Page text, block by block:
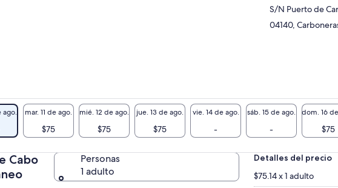
S/N Puerto de
04140,
ago. mar. 11 de ago.
$75
mié. 12 de ago.
$75
jue. 13 de ago.
$75
vie. 14 de ago.
-
sáb. 15 de ago.
-
dom. 16
$75
Cabo
Personas
1 adulto
Detalles del precio
$75.14 x 1 adulto